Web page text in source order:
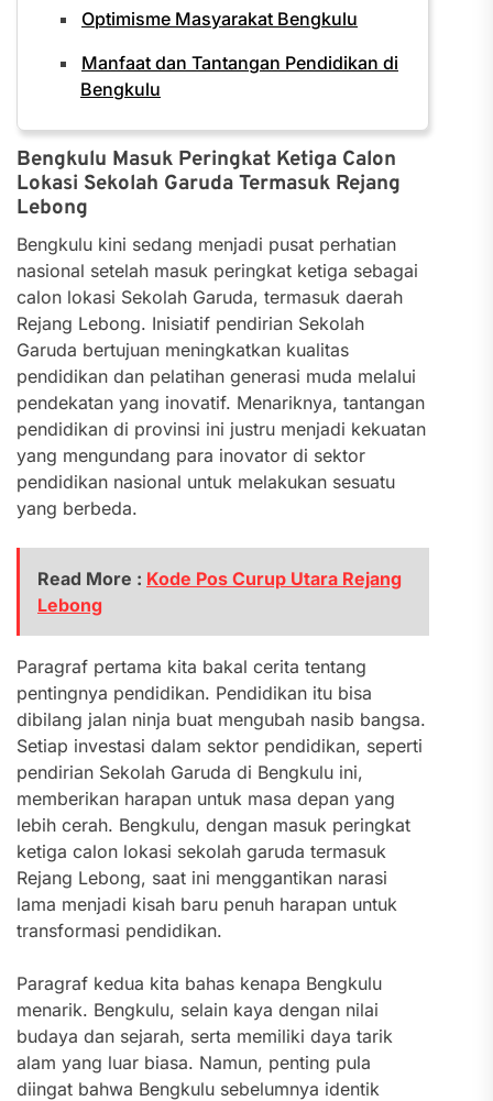
Optimisme Masyarakat Bengkulu
Manfaat dan Tantangan Pendidikan di
Bengkulu
Bengkulu Masuk Peringkat Ketiga Calon
Lokasi Sekolah Garuda Termasuk Rejang
Lebong
Bengkulu kini sedang menjadi pusat perhatian
nasional setelah masuk peringkat ketiga sebagai
calon lokasi Sekolah Garuda, termasuk daerah
Rejang Lebong. Inisiatif pendirian Sekolah
Garuda bertujuan meningkatkan kualitas
pendidikan dan pelatihan generasi muda melalui
pendekatan yang inovatif. Menariknya, tantangan
pendidikan di provinsi ini justru menjadi kekuatan
yang mengundang para inovator di sektor
pendidikan nasional untuk melakukan sesuatu
yang berbeda.
Read More : Kode Pos Curup Utara Rejang
Lebong
Paragraf pertama kita bakal cerita tentang
pentingnya pendidikan. Pendidikan itu bisa
dibilang jalan ninja buat mengubah nasib bangsa.
Setiap investasi dalam sektor pendidikan, seperti
pendirian Sekolah Garuda di Bengkulu ini,
memberikan harapan untuk masa depan yang
lebih cerah. Bengkulu, dengan masuk peringkat
ketiga calon lokasi sekolah garuda termasuk
Rejang Lebong, saat ini menggantikan narasi
lama menjadi kisah baru penuh harapan untuk
transformasi pendidikan.
Paragraf kedua kita bahas kenapa Bengkulu
menarik. Bengkulu, selain kaya dengan nilai
budaya dan sejarah, serta memiliki daya tarik
alam yang luar biasa. Namun, penting pula
diingat bahwa Bengkulu sebelumnya identik